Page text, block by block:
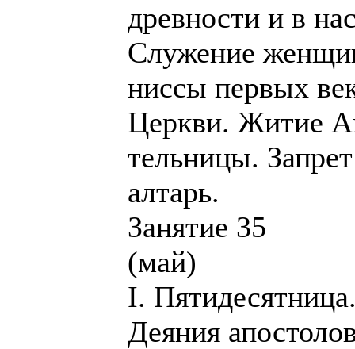
древности и в
Служение
ниссы первых
Церкви. Житие
тельницы.
алтарь.
Занятие 35
(май)
I.
Деяния